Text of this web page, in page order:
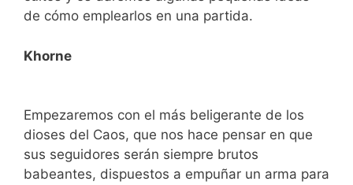
de cómo emplearlos en una partida.
Khorne
Empezaremos con el más beligerante de los
dioses del Caos, que nos hace pensar en que
sus seguidores serán siempre brutos
babeantes, dispuestos a empuñar un arma para